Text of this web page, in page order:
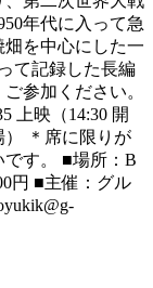
年代に入って急
を中心にした一
て記録した長編
参加ください。
上映（14:30 開
） ＊席に限りが
す。 ■場所：B
円 ■主催：グル